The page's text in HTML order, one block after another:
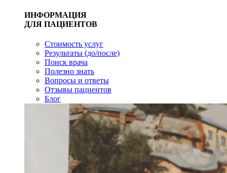
ИНФОРМАЦИЯ
ДЛЯ ПАЦИЕНТОВ
Стоимость услуг
Результаты (до/после)
Поиск врача
Полезно знать
Вопросы и ответы
Отзывы пациентов
Блог